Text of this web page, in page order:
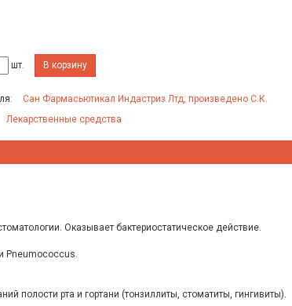
шт. В корзину
Сан Фармасьютикал Индастриз Лтд, произведено C.К.
Лекарственные средства
Оказывает бактериостатическое действие.
Pneumococcus.
полости рта и гортани (тонзиллиты, стоматиты, гингивиты).